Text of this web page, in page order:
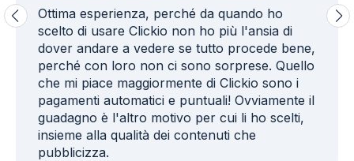
Ottima esperienza, perché da quando ho
scelto di usare Clickio non ho più l'ansia di
dover andare a vedere se tutto procede bene,
perché con loro non ci sono sorprese. Quello
che mi piace maggiormente di Clickio sono i
pagamenti automatici e puntuali! Ovviamente il
guadagno è l'altro motivo per cui li ho scelti,
insieme alla qualità dei contenuti che
pubblicizza.